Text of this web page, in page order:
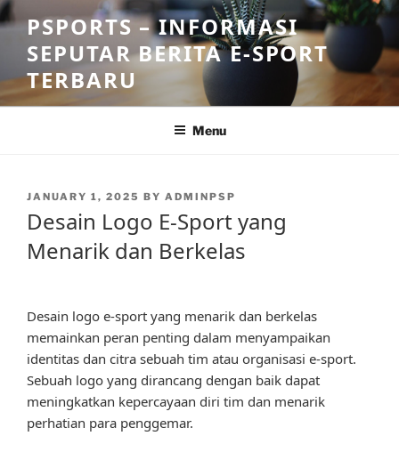
Skip
to
content
PSPORTS – INFORMASI
SEPUTAR BERITA E-SPORT
TERBARU
Menu
POSTED
JANUARY 1, 2025 BY ADMINPSP
Desain Logo E-Sport yang
Menarik dan Berkelas
Desain logo e-sport yang menarik dan berkelas
memainkan peran penting dalam menyampaikan
identitas dan citra sebuah tim atau organisasi e-sport.
Sebuah logo yang dirancang dengan baik dapat
meningkatkan kepercayaan diri tim dan menarik
perhatian para penggemar.